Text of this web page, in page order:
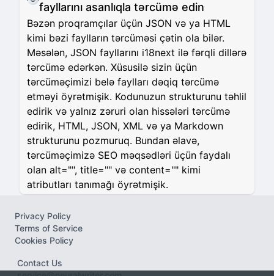
fayllarını asanlıqla tərcümə edin
Bəzən proqramçılar üçün JSON və ya HTML
kimi bəzi faylların tərcüməsi çətin ola bilər.
Məsələn, JSON fayllarını i18next ilə fərqli dillərə
tərcümə edərkən. Xüsusilə sizin üçün
tərcüməçimizi belə faylları dəqiq tərcümə
etməyi öyrətmişik. Kodunuzun strukturunu təhlil
edirik və yalnız zəruri olan hissələri tərcümə
edirik, HTML, JSON, XML və ya Markdown
strukturunu pozmuruq. Bundan əlavə,
tərcüməçimizə SEO məqsədləri üçün faydalı
olan alt="", title="" və content="" kimi
atributları tanımağı öyrətmişik.
Contact Us
Privacy Policy
Terms of Service
Cookies Policy